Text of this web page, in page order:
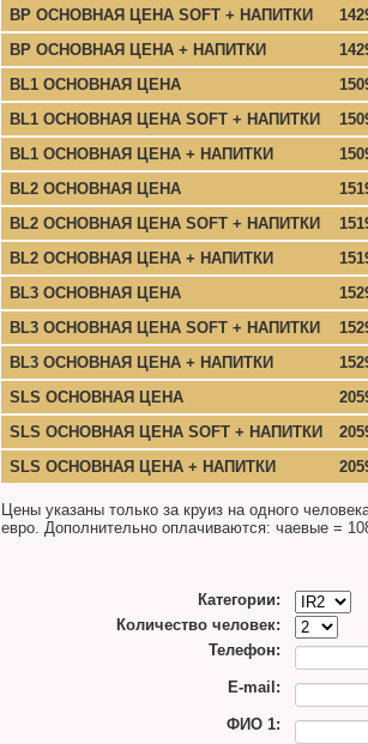
BP ОСНОВНАЯ ЦЕНА SOFT + НАПИТКИ
BP ОСНОВНАЯ ЦЕНА + НАПИТКИ
BL1 ОСНОВНАЯ ЦЕНА
BL1 ОСНОВНАЯ ЦЕНА SOFT + НАПИТКИ
BL1 ОСНОВНАЯ ЦЕНА + НАПИТКИ
BL2 ОСНОВНАЯ ЦЕНА
BL2 ОСНОВНАЯ ЦЕНА SOFT + НАПИТКИ
BL2 ОСНОВНАЯ ЦЕНА + НАПИТКИ
BL3 ОСНОВНАЯ ЦЕНА
BL3 ОСНОВНАЯ ЦЕНА SOFT + НАПИТКИ
BL3 ОСНОВНАЯ ЦЕНА + НАПИТКИ
SLS ОСНОВНАЯ ЦЕНА
SLS ОСНОВНАЯ ЦЕНА SOFT + НАПИТКИ
SLS ОСНОВНАЯ ЦЕНА + НАПИТКИ
Цены указаны только за круиз на одного
евро. Дополнительно оплачиваются: чаевые =
Категории:
Количество человек:
Телефон:
E-mail:
ФИО 1: